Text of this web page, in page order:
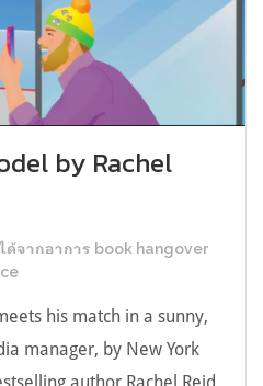
by Rachel
ด้จากอาการ book hangover
his match in a sunny,
manager, by New York